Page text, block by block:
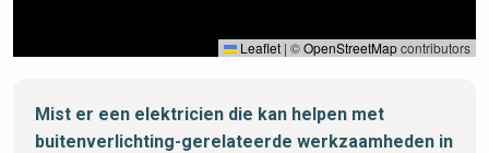
Leaflet | ©OpenStreetMapcontributors
Mist er een elektricien die kan helpen met
buitenverlichting-gerelateerde werkzaamheden in